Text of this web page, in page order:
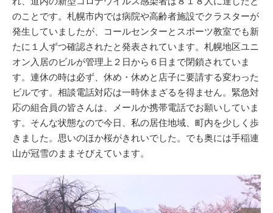
のことです。札幌市内では病院や高齢者施設でクラスターが
発生していましたが、コールセンターとスポーツ教室でも新
たに１人ずつ確認されたと発表されています。札幌地区ユニ
オン入居のビルが管理上２日から６日まで閉鎖されていま
す。連休の時は必ず、休め・休めと店子に要請する変わった
ビルです。相談電話対応は一時休まざるを得ません。緊急対
応の組合員の皆さんは、メールか携帯電話でお願いしていま
す。そんな状態なので今日、私の居住地域、町内を少しく歩
きました。思いのほか桜がきれいでした。でも奥には手稲連
山が冠雪のままそびえています。